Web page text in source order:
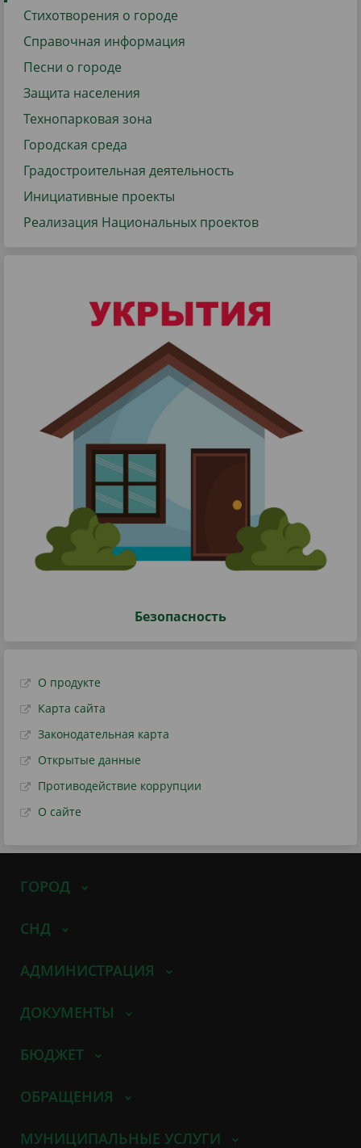
Стихотворения о городе
Справочная информация
Песни о городе
Защита населения
Технопарковая зона
Городская среда
Градостроительная деятельность
Инициативные проекты
Реализация Национальных проектов
Безопасность
О продукте
Карта сайта
Законодательная карта
Открытые данные
Противодействие коррупции
О сайте
ГОРОД
СНД
АДМИНИСТРАЦИЯ
ДОКУМЕНТЫ
БЮДЖЕТ
ОБРАЩЕНИЯ
МУНИЦИПАЛЬНЫЕ УСЛУГИ